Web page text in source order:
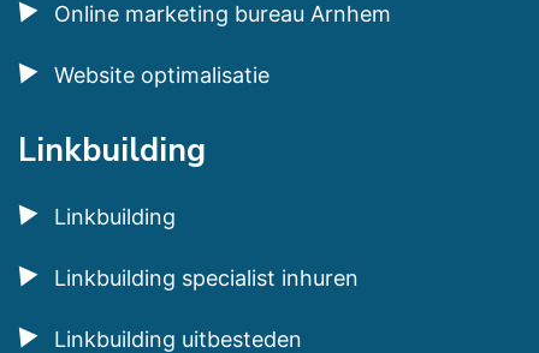
Online marketing bureau Arnhem
Website optimalisatie
Linkbuilding
Linkbuilding
Linkbuilding specialist inhuren
Linkbuilding uitbesteden